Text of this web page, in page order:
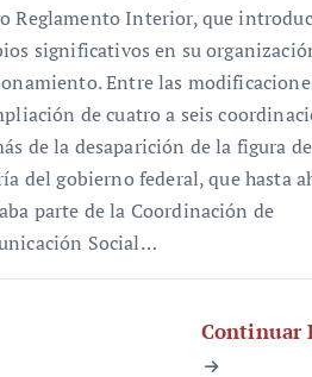
Reglamento Interior, que
significativos en su
Entre las
de cuatro a seis
de la desaparición de la figura
del gobierno federal, que hasta
parte de la Coordinación de
Social…
Continuar